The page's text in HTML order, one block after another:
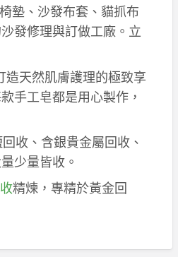
墊、沙發布套、貓抓布
發修理與訂做工廠。立
造天然肌膚護理的極致享
手工皂都是用心製作，
收、含銀貴金屬回收、
少量皆收。
精煉，專精於黃金回